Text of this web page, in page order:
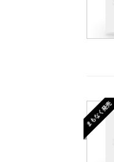
まもなく発売